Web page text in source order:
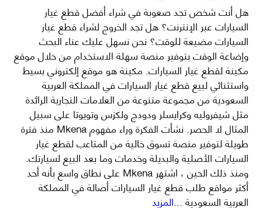
هل أنت شخص تجد صعوبة في شراء أفضل قطع غيار
السيارات عبر الإنترنت؟ هل تجد الخروج لشراء قطع غيار
السيارات مضيعة للوقت؟ نحن نسهل عليك عناء البحث
وإضاعة الوقت بتوفير منصة سهلة الاستخدام من خلال موقع
مكينة لقطع غيار السيارات. مكينة هو موقع إلكتروني بسيط
واستثنائي لبيع قطع غيار السيارات في المملكة العربية
السعودية من مجموعة متنوعة من العلامات التجارية الرائدة
مثل شيفروليه وكرايسلر ودودج ولكزس وتويوتا على سبيل
المثال لا الحصر. نشأت الفكرة وراء مفهوم Mkena منذ فترة
طويلة لتوفير منصة تسوق خالية من المتاعب لقطع غيار
السيارات الأصلية والبديلة وخدمات وما بعد البيع لسيارتك.
ومنذ ذلك الحين ، اشتهر Mkena على نطاق واسع بأنه أحد
أكثر مواقع طلب قطع غيار السيارات أصالة في المملكة
العربية السعودية...المزيد